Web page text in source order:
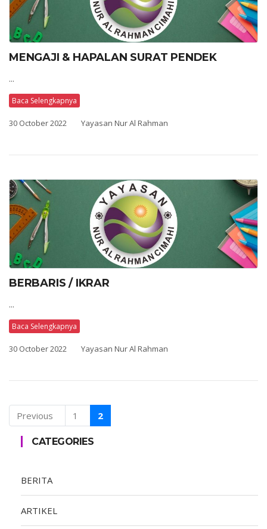
MENGAJI & HAPALAN SURAT PENDEK
...
Baca Selengkapnya
30 October 2022 Yayasan Nur Al Rahman
BERBARIS / IKRAR
...
Baca Selengkapnya
30 October 2022 Yayasan Nur Al Rahman
Previous 1 2
CATEGORIES
BERITA
ARTIKEL